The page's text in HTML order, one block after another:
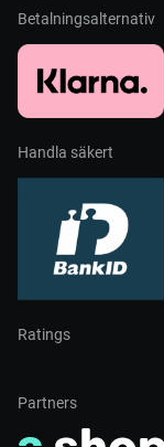
Betalningsalternativ
Handla säkert
Ratings
Partners